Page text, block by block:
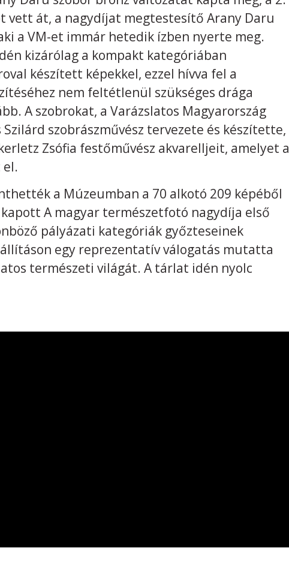
vett át, a nagydíjat megtestesítő Arany Daru
a VM-et immár hetedik ízben nyerte meg.
kizárólag a kompakt kategóriában
készített képekkel, ezzel hívva fel a
nem feltétlenül szükséges drága
A szobrokat, a Varázslatos Magyarország
szobrászművész tervezete és készítette,
Zsófia festőművész akvarelljeit, amelyet a
el.
a Múzeumban a 70 alkotó 209 képéből
A magyar természetfotó nagydíja első
pályázati kategóriák győzteseinek
egy reprezentatív válogatás mutatta
természeti világát. A tárlat idén nyolc